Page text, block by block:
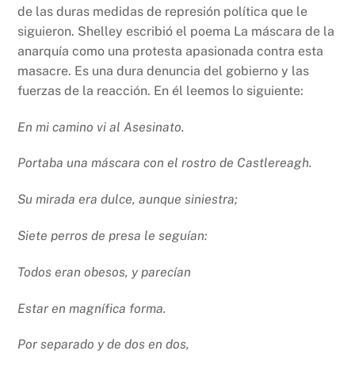
de las duras medidas de represión política que le
siguieron. Shelley escribió el poema La máscara de la
anarquía como una protesta apasionada contra esta
masacre. Es una dura denuncia del gobierno y las
fuerzas de la reacción. En él leemos lo siguiente:
En mi camino vi al Asesinato.
Portaba una máscara con el rostro de Castlereagh.
Su mirada era dulce, aunque siniestra;
Siete perros de presa le seguían:
Todos eran obesos, y parecían
Estar en magnífica forma.
Por separado y de dos en dos,